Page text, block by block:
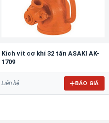
Kích vít cơ khí 32 tấn ASAKI AK-
1709
Liên hệ BÁO GIÁ